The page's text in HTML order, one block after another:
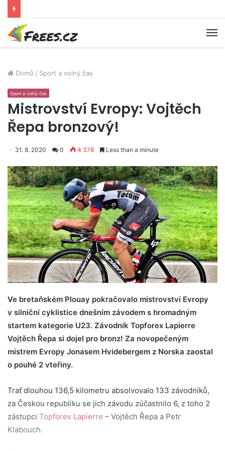
Domů / Sport a volný čas
Sport a volný čas
Mistrovství Evropy: Vojtěch
Řepa bronzový!
31. 8. 2020 0 4 378 Less than a minute
Ve bretaňském Plouay pokračovalo mistrovství Evropy
v silniční cyklistice dnešním závodem s hromadným
startem kategorie U23. Závodník Topforex Lapierre
Vojtěch Řepa si dojel pro bronz! Za novopečeným
mistrem Evropy Jonasem Hvidebergem z Norska zaostal
o pouhé 2 vteřiny.
Trať dlouhou 136,5 kilometru absolvovalo 133 závodníků,
za Českou republiku se jich závodu zúčastnilo 6, z toho 2
zástupci Topforex Lapierre – Vojtěch Řepa a Petr
Klabouch.